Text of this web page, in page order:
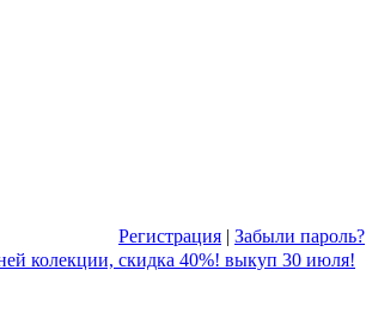
Регистрация | Забыли пароль?